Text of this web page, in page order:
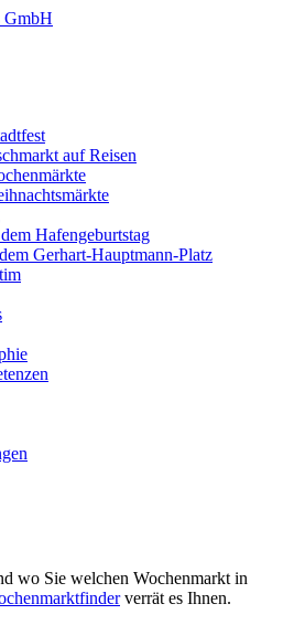
auf Reisen
Hafengeburtstag
Gerhart-Hauptmann-Platz
wo Sie welchen Wochenmarkt in
verrät es Ihnen.